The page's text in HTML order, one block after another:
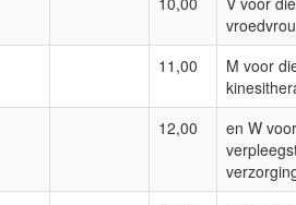
11,00
M voor
12,00
en W